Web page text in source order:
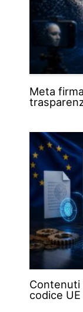
Meta
Contenuti
codice